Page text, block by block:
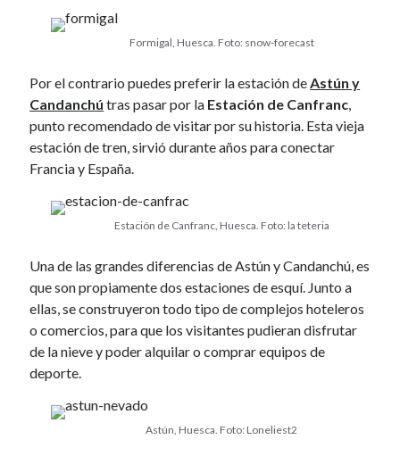
June 2012
May 2012
March 2012
February 2012
January 2012
December 2011
November 2011
September 2011
June 2011
May 2011
April 2011
March 2011
February 2011
January 2011
December 2010
October 2010
Formigal, Huesca. Foto: snow-forecast
Por el contrario puedes preferir la estación deAstún y
Candanchú tras pasar por la Estación de Canfranc,
punto recomendado de visitar por su historia. Esta vieja
estación de tren, sirvió durante años para conectar
Francia y España.
Estación de Canfranc, Huesca. Foto: la teteria
Una de las grandes diferencias de Astún y Candanchú, es
que son propiamente dos estaciones de esquí. Junto a
ellas, se construyeron todo tipo de complejos hoteleros
o comercios, para que los visitantes pudieran disfrutar
de la nieve y poder alquilar o comprar equipos de
deporte.
Astún, Huesca. Foto: Loneliest2